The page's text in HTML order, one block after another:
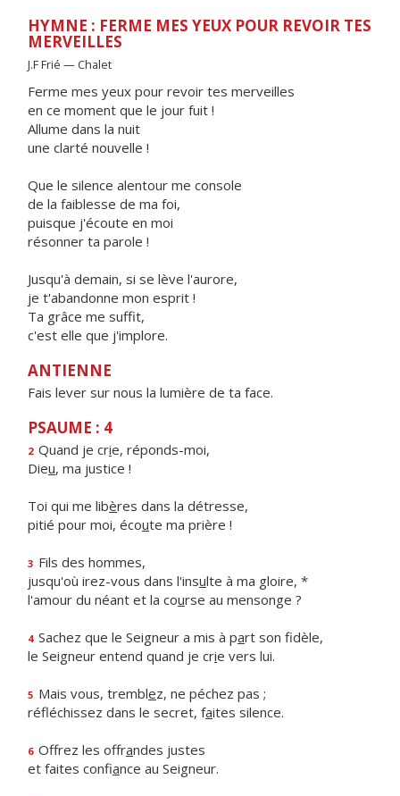
HYMNE : FERME MES YEUX POUR REVOIR TES
MERVEILLES
J.F Frié — Chalet
Ferme mes yeux pour revoir tes merveilles
en ce moment que le jour fuit !
Allume dans la nuit
une clarté nouvelle !
Que le silence alentour me console
de la faiblesse de ma foi,
puisque j'écoute en moi
résonner ta parole !
Jusqu'à demain, si se lève l'aurore,
je t'abandonne mon esprit !
Ta grâce me suffit,
c'est elle que j'implore.
ANTIENNE
Fais lever sur nous la lumière de ta face.
PSAUME : 4
2 Quand je crie, réponds-moi,
Dieu, ma justice !
Toi qui me libères dans la détresse,
pitié pour moi, écoute ma prière !
3 Fils des hommes,
jusqu'où irez-vous dans l'insulte à ma gloire, *
l'amour du néant et la course au mensonge ?
4 Sachez que le Seigneur a mis à part son fidèle,
le Seigneur entend quand je crie vers lui.
5 Mais vous, tremblez, ne péchez pas ;
réfléchissez dans le secret, faites silence.
6 Offrez les offrandes justes
et faites confiance au Seigneur.